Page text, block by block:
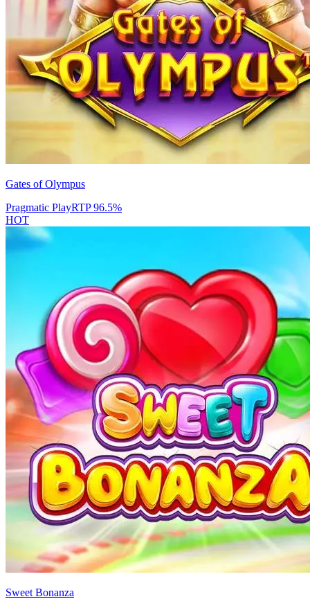
Gates of Olympus
Pragmatic PlayRTP96.5%
HOT
Sweet Bonanza